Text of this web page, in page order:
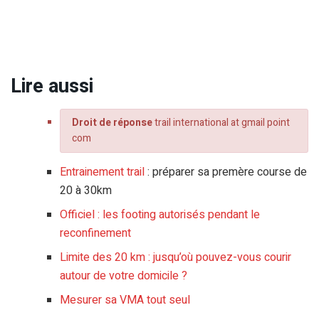
Lire aussi
Droit de réponsetrail international at gmail point
com
Entrainement trail: préparer sa premère course de
20 à 30km
Officiel : les footing autorisés pendant le
reconfinement
Limite des 20 km : jusqu’où pouvez-vous courir
autour de votre domicile ?
Mesurer sa VMA tout seul